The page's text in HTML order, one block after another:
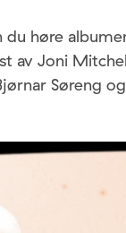
du høre
av Joni
Søreng